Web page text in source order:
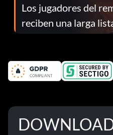
Los jugadores del
reciben una larga
el parche 1.0.4